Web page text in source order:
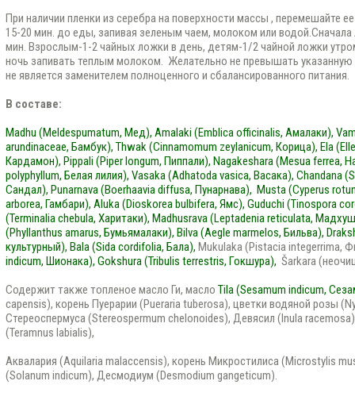
При наличии пленки из серебра на поверхности массы , перемешайте
15-20 мин. до еды, запивая зеленым чаем, молоком или водой.Сначала
мин. Взрослым-1-2 чайных ложки в день, детям-1/2 чайной ложки
ночь запивать теплым молоком. Желательно не превышать
не является заменителем полноценного и сбалансированного питания.
В составе:
Madhu (Meldespumatum, Мед), Amalaki (Emblica officinalis, Амалаки),
arundinaceae, Бамбук), Thwak (Cinnamomum zeylanicum, Корица), Ela
Кардамон), Pippali (Piper longum, Пиппали), Nagakeshara (Mesua ferrea,
polyphyllum, Белая лилия), Vasaka (Adhatoda vasica, Васака), Chandana
Сандал), Punarnava (Boerhaavia diffusa, Пунарнава), Musta (Cyperus
arborea, Гамбари), Aluka (Dioskorea bulbifera, Ямс), Guduchi (Tinospora
(Terminalia chebula, Харитаки), Madhusrava (Leptadenia reticulata,
(Phyllanthus amarus, Бумьямалаки), Bilva (Aegle marmelos, Бильва),
культурный), Bala (Sida cordifolia, Бала), Mukulaka (Pistacia integerrima,
indicum, Шионака), Gokshura (Tribulis terrestris, Гокшура), Šarkara
Содержит также топленое масло Ги, масло Tila (Sesamum indicum,
capensis), корень Пуерарии (Pueraria tuberosa), цветки водяной розы
Стереоспермуса (Stereospermum chelonoides), Девясил (Inula
(Teramnus labialis),
Аквалария (Aquilaria malaccensis), корень Микростилиса (Microstylis
(Solanum indicum), Десмодиум (Desmodium gangeticum).